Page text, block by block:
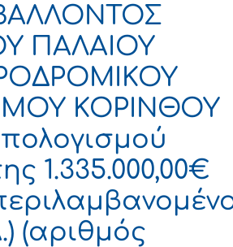
ΠΑΛΑΙΟΥ
ΚΟΡΙΝΘΟΥ
1.335.000,00€
(αριθμός